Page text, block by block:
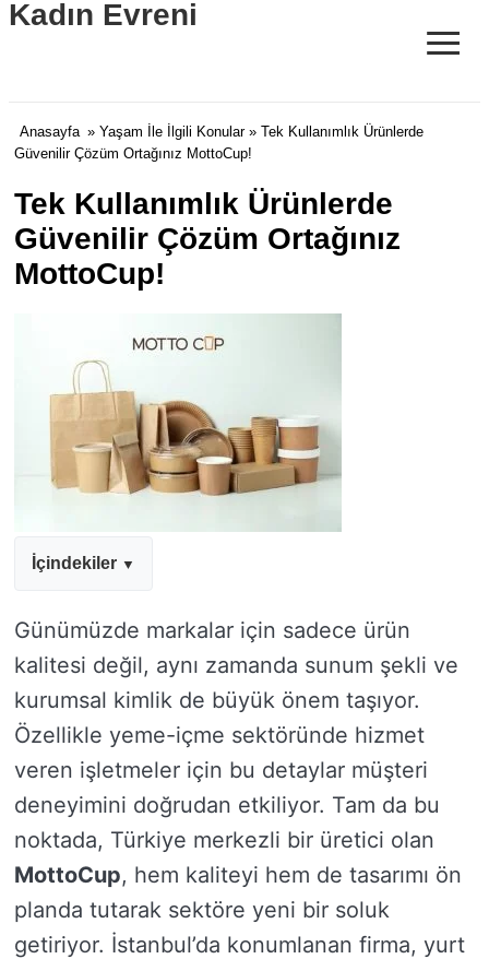
Kadın Evreni ≡
Anasayfa » Yaşam İle İlgili Konular» Tek Kullanımlık Ürünlerde
Güvenilir Çözüm Ortağınız MottoCup!
Tek Kullanımlık Ürünlerde
Güvenilir Çözüm Ortağınız
MottoCup!
İçindekiler
Günümüzde markalar için sadece ürün
kalitesi değil, aynı zamanda sunum şekli ve
kurumsal kimlik de büyük önem taşıyor.
Özellikle yeme-içme sektöründe hizmet
veren işletmeler için bu detaylar müşteri
deneyimini doğrudan etkiliyor. Tam da bu
noktada, Türkiye merkezli bir üretici olan
MottoCup, hem kaliteyi hem de tasarımı ön
planda tutarak sektöre yeni bir soluk
getiriyor. İstanbul’da konumlanan firma, yurt